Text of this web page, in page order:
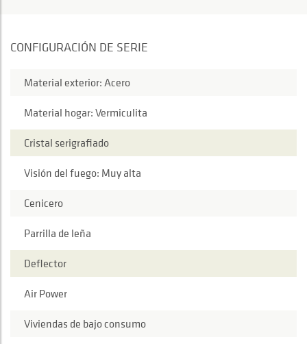
CONFIGURACIÓN DE SERIE
Material exterior: Acero
Material hogar: Vermiculita
Cristal serigrafiado
Visión del fuego: Muy alta
Cenicero
Parrilla de leña
Deflector
Air Power
Viviendas de bajo consumo